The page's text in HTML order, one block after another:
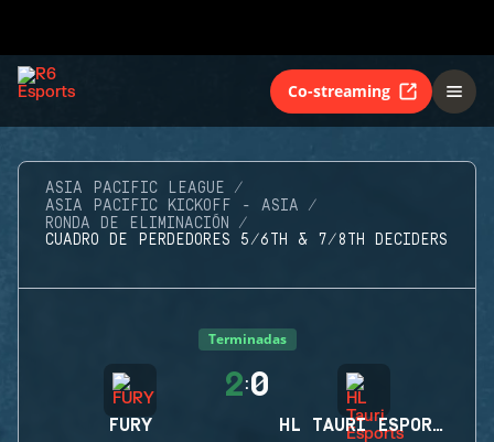
Co-streaming
ASIA PACIFIC LEAGUE
ASIA PACIFIC KICKOFF - ASIA
RONDA DE ELIMINACIÓN
CUADRO DE PERDEDORES 5/6TH & 7/8TH DECIDERS
Terminadas
FURY
2:0
HL TAURI ESPORTS